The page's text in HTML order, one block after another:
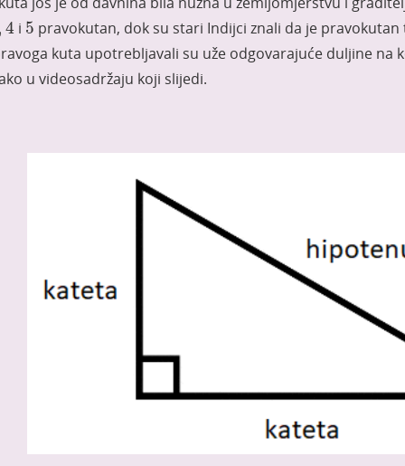
4
4 i 5
5 pravokutan, dok su stari Indijci znali da je
kuta upotrebljavali su uže odgovarajuće duljine na
u videosadržaju koji slijedi.